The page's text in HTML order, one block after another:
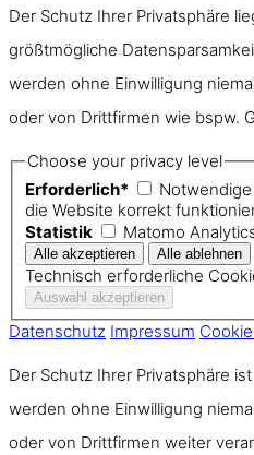
Der Schutz Ihrer Privatsphäre
größtmögliche
werden ohne Einwilligung
oder von Drittfirmen wie bspw.
Choose your privacy level
Erforderlich*
die Website korrekt
Statistik
Matomo
Technisch erforderliche
Datenschutz Impressum
Der Schutz Ihrer Privatsphäre
werden ohne Einwilligung
oder von Drittfirmen weiter